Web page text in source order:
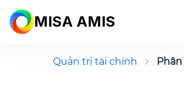
MISA AMIS
Quản trị tài chính